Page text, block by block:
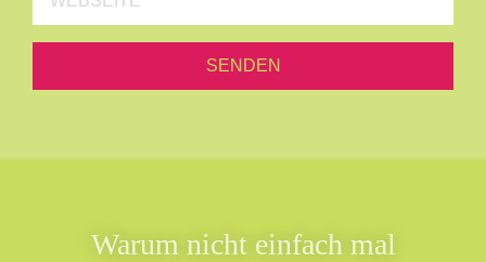
Warum nicht einfach mal